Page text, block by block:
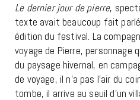
Le dernier jour de pierre,
texte avait beaucoup fait
édition du festival. La
voyage de Pierre, personnage
du paysage hivernal, en
de voyage, il n’a pas l’air du
tombe, il arrive au seuil d’un